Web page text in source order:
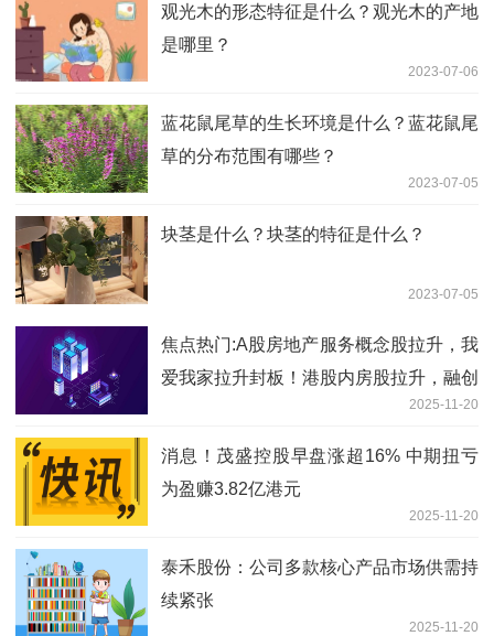
观光木的形态特征是什么？观光木的产地
是哪里？
2023-07-06
蓝花鼠尾草的生长环境是什么？蓝花鼠尾
草的分布范围有哪些？
2023-07-05
块茎是什么？块茎的特征是什么？
2023-07-05
焦点热门:A股房地产服务概念股拉升，我
爱我家拉升封板！港股内房股拉升，融创
中国涨超7%，碧桂园涨超5%，远洋集团
涨超4%
2025-11-20
消息！茂盛控股早盘涨超16% 中期扭亏
为盈赚3.82亿港元
2025-11-20
泰禾股份：公司多款核心产品市场供需持
续紧张
2025-11-20